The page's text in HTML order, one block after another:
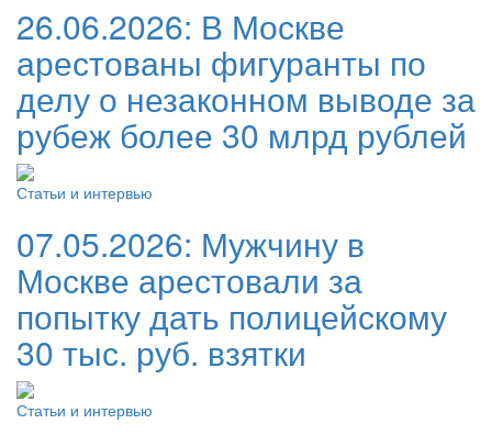
26.06.2026: В Москве
арестованы фигуранты по
делу о незаконном выводе за
рубеж более 30 млрд рублей
Статьи и интервью
07.05.2026: Мужчину в
Москве арестовали за
попытку дать полицейскому
30 тыс. руб. взятки
Статьи и интервью